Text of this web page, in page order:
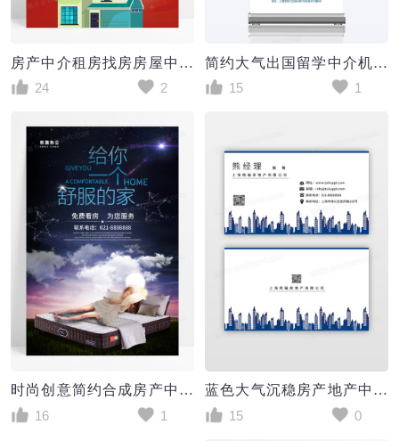
房产中介租房找房房屋中介租赁买卖红色背景海报
24
2
简约大气出国留学中介机构X展架易拉宝
15
1
时尚创意简约合成房产中介房地产海报
16
1
蓝色大气沉稳房产地产中介个人名片通用模板
15
0